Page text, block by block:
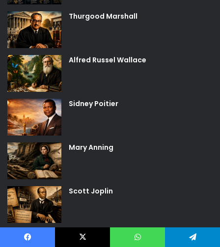
Thurgood Marshall
Alfred Russel Wallace
Sidney Poitier
Mary Anning
Scott Joplin
Suscribirse al podcast